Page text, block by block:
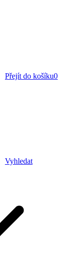
Přejít do košíku0
Vyhledat